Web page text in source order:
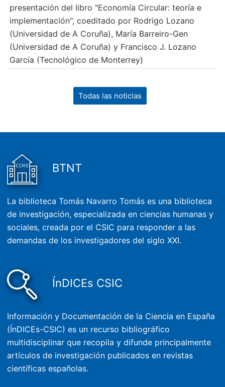
presentación del libro "Economía Circular: teoría e
implementación", coeditado por Rodrigo Lozano
(Universidad de A Coruña), María Barreiro-Gen
(Universidad de A Coruña) y Francisco J. Lozano
García (Tecnológico de Monterrey)
Todas las noticias
BTNT
La biblioteca Tomás Navarro Tomás es una biblioteca
de investigación, especializada en ciencias humanas y
sociales, creada por el CSIC para responder a las
demandas de los investigadores del siglo XXI.
ÍnDICEs CSIC
Información y Documentación de la Ciencia en España
(ÍnDICEs-CSIC) es un recurso bibliográfico
multidisciplinar que recopila y difunde principalmente
artículos de investigación publicados en revistas
científicas españolas.